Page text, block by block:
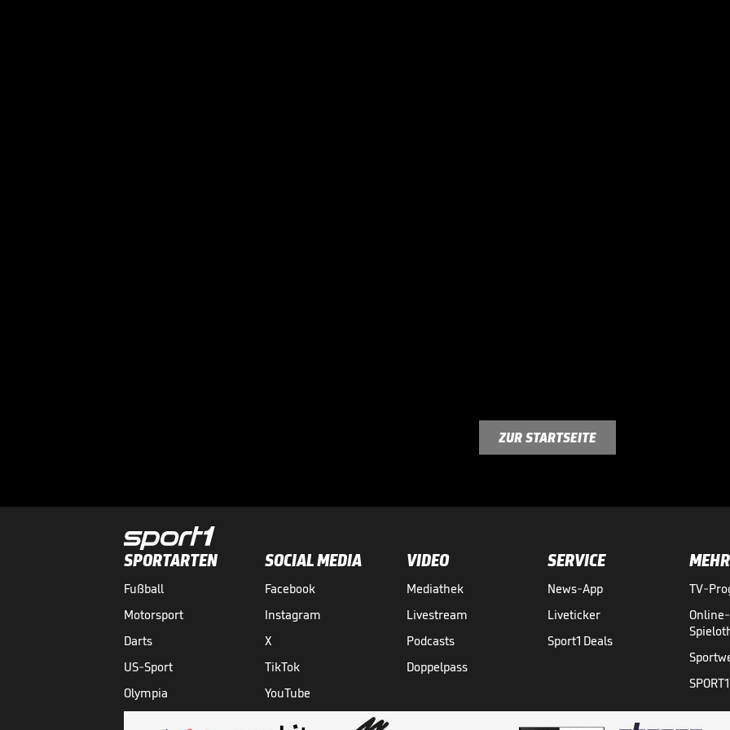
ZUR STARTSEITE
SPORTARTEN
Fußball
Motorsport
Darts
US-Sport
Olympia
SOCIAL MEDIA
Facebook
Instagram
X
TikTok
YouTube
VIDEO
Mediathek
Livestream
Podcasts
Doppelpass
SERVICE
News-App
Liveticker
Sport1 Deals
MEHR
TV-